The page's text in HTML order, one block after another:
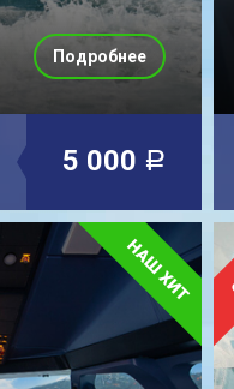
5 000 a
Подробнее